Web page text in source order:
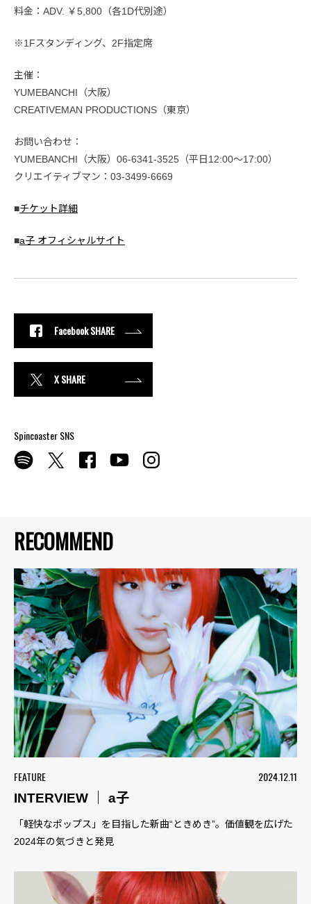
RECOMMEND
FEATURE
2024.12.11
INTERVIEW ｜ a子
「軽快なポップス」を目指した新曲“ときめき”。価値観を広げた
2024年の気づきと発見
料金：ADV. ￥5,800（各1D代別途）
※1Fスタンディング、2F指定席
主催：
YUMEBANCHI（大阪）
CREATIVEMAN PRODUCTIONS（東京）
お問い合わせ：
YUMEBANCHI（大阪）06-6341-3525（平日12:00〜17:00）
クリエイティブマン：03-3499-6669
■チケット詳細
■a子 オフィシャルサイト
Facebook SHARE
X SHARE
Spincoaster SNS